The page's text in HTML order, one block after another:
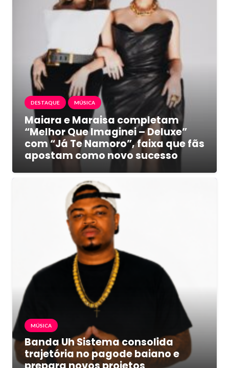
DESTAQUE MÚSICA
Maiara e Maraisa completam
“Melhor Que Imaginei – Deluxe”
com “Já Te Namoro”, faixa que fãs
apostam como novo sucesso
MÚSICA
Banda Uh Sistema consolida
trajetória no pagode baiano e